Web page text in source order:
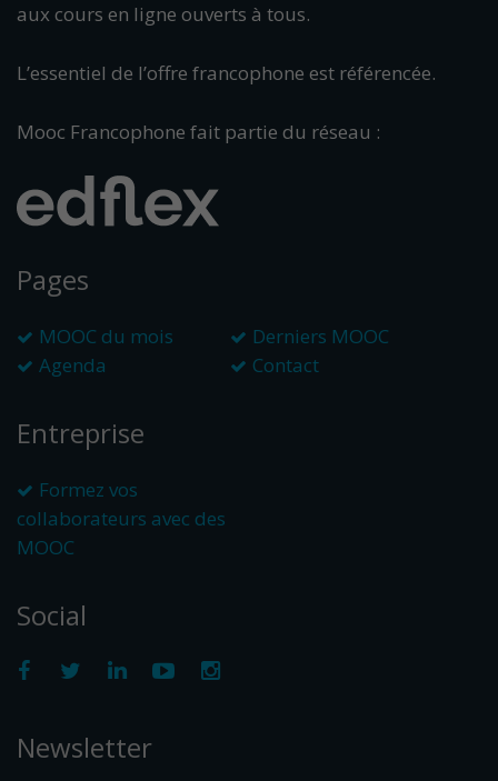
aux cours en ligne ouverts à tous.
L’essentiel de l’offre francophone est référencée.
Mooc Francophone fait partie du réseau :
Pages
MOOC du mois
Derniers MOOC
Agenda
Contact
Entreprise
Formez vos
collaborateurs avec des
MOOC
Social
Newsletter